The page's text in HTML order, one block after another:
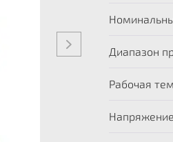
Диапазон
Рабочая